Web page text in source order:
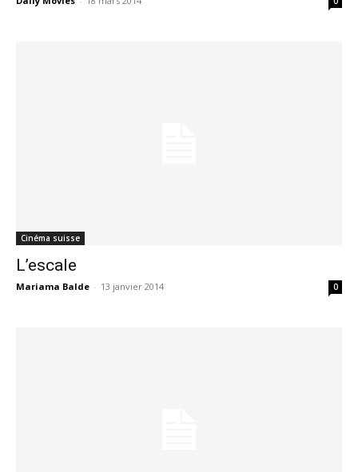
Cinéma suisse
L’escale
Mariama Balde - 13 janvier 2014 0